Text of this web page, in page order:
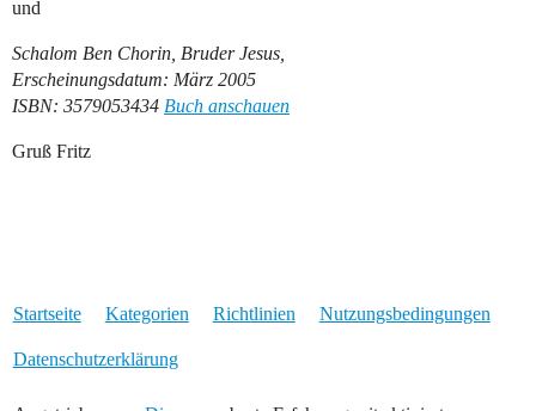
und
Schalom Ben Chorin, Bruder Jesus,
Erscheinungsdatum: März 2005
ISBN: 3579053434 Buch anschauen
Gruß Fritz
Startseite Kategorien Richtlinien Nutzungsbedingungen
Datenschutzerklärung